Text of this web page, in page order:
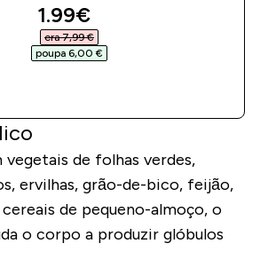
discounted price
1.99€‎
era 7,99 €‎
poupa 6,00 €‎
de folhas verdes,
ervilhas, grão-de-bico, feijão,
de pequeno-almoço, o
o corpo a produzir glóbulos